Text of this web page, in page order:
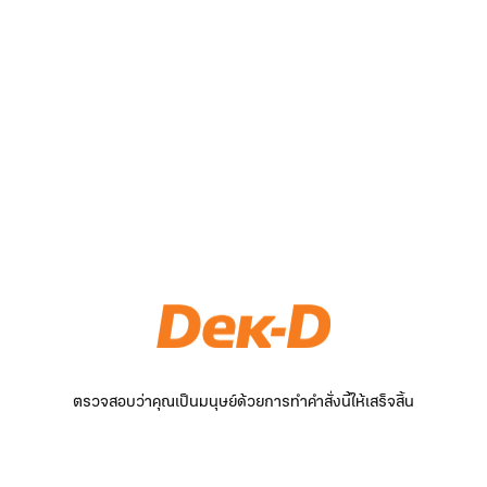
ตรวจสอบว่าคุณเป็นมนุษย์ด้วยการทำคำสั่งนี้ให้เสร็จสิ้น